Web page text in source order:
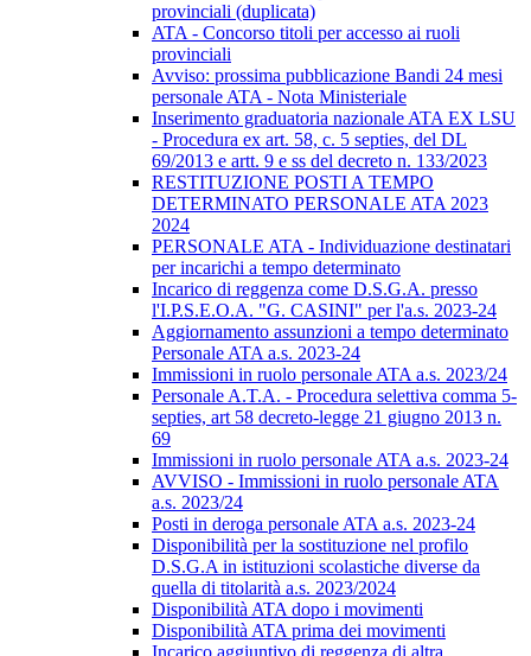
provinciali (duplicata)
ATA - Concorso titoli per accesso ai ruoli
provinciali
Avviso: prossima pubblicazione Bandi 24 mesi
personale ATA - Nota Ministeriale
Inserimento graduatoria nazionale ATA EX LSU
- Procedura ex art. 58, c. 5 septies, del DL
69/2013 e artt. 9 e ss del decreto n. 133/2023
RESTITUZIONE POSTI A TEMPO
DETERMINATO PERSONALE ATA 2023
2024
PERSONALE ATA - Individuazione destinatari
per incarichi a tempo determinato
Incarico di reggenza come D.S.G.A. presso
l'I.P.S.E.O.A. "G. CASINI" per l'a.s. 2023-24
Aggiornamento assunzioni a tempo determinato
Personale ATA a.s. 2023-24
Immissioni in ruolo personale ATA a.s. 2023/24
Personale A.T.A. - Procedura selettiva comma 5-
septies, art 58 decreto-legge 21 giugno 2013 n.
69
Immissioni in ruolo personale ATA a.s. 2023-24
AVVISO - Immissioni in ruolo personale ATA
a.s. 2023/24
Posti in deroga personale ATA a.s. 2023-24
Disponibilità per la sostituzione nel profilo
D.S.G.A in istituzioni scolastiche diverse da
quella di titolarità a.s. 2023/2024
Disponibilità ATA dopo i movimenti
Disponibilità ATA prima dei movimenti